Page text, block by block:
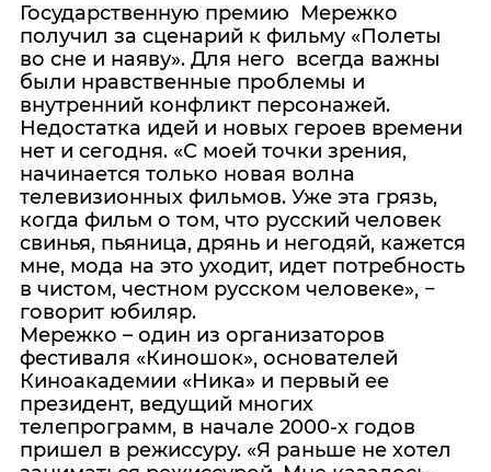
Государственную премию Мережко
получил за сценарий к фильму «Полеты
во сне и наяву». Для него всегда важны
были нравственные проблемы и
внутренний конфликт персонажей.
Недостатка идей и новых героев времени
нет и сегодня. «С моей точки зрения,
начинается только новая волна
телевизионных фильмов. Уже эта грязь,
когда фильм о том, что русский человек
свинья, пьяница, дрянь и негодяй, кажется
мне, мода на это уходит, идет потребность
в чистом, честном русском человеке», −
говорит юбиляр.
Мережко – один из организаторов
фестиваля «Киношок», основателей
Киноакадемии «Ника» и первый ее
президент, ведущий многих
телепрограмм, в начале 2000-х годов
пришел в режиссуру. «Я раньше не хотел